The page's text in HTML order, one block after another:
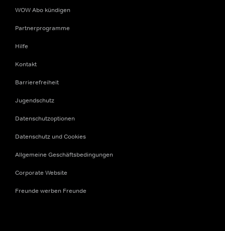
WOW Abo kündigen
Partnerprogramme
Hilfe
Kontakt
Barrierefreiheit
Jugendschutz
Datenschutzoptionen
Datenschutz und Cookies
Allgemeine Geschäftsbedingungen
Corporate Website
Freunde werben Freunde